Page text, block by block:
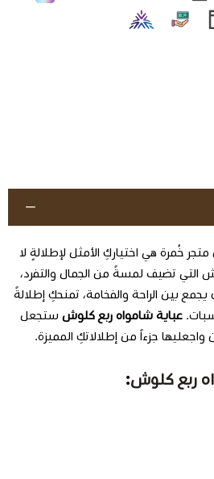
خُمرة هي اختياركِ الأمثل لإطلالةٍ لا
تضيف لمسةً من الجمال والتفرد،
بين الراحة والفخامة، تمنحكِ إطلالةً
عباية شامواه ربع كلوش ستجعل
واجعليها جزءاً من إطلالاتكِ المميزة.
ربع كلوش: